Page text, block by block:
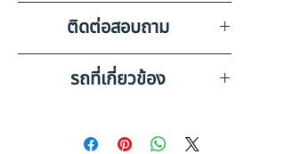
90-4028 นครราชสีมา
ติดต่อสอบถาม
เบอร์ติดต่อฝ่ายขาย 098-253-
5968 หรือ 061-386-4375
รถที่เกี่ยวข้อง
(2013) HO31-6610057